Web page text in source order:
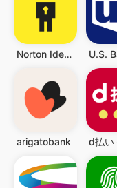
Norton Identity
arigatobank